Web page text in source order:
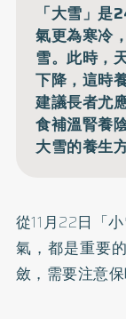
「大雪」
氣更為寒冷
雪。此時，
下降，這時
建議長者尤
食補溫腎養
大雪的養生
從11月22日「
氣，都是重要
斂，需要注意